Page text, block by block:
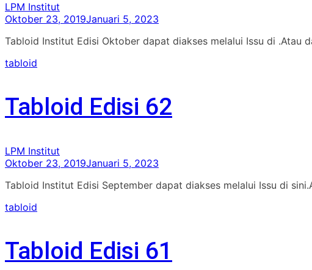
LPM Institut
Oktober 23, 2019Januari 5, 2023
Tabloid Institut Edisi Oktober dapat diakses melalui Issu di .Atau
tabloid
Tabloid Edisi 62
LPM Institut
Oktober 23, 2019Januari 5, 2023
Tabloid Institut Edisi September dapat diakses melalui Issu di
tabloid
Tabloid Edisi 61